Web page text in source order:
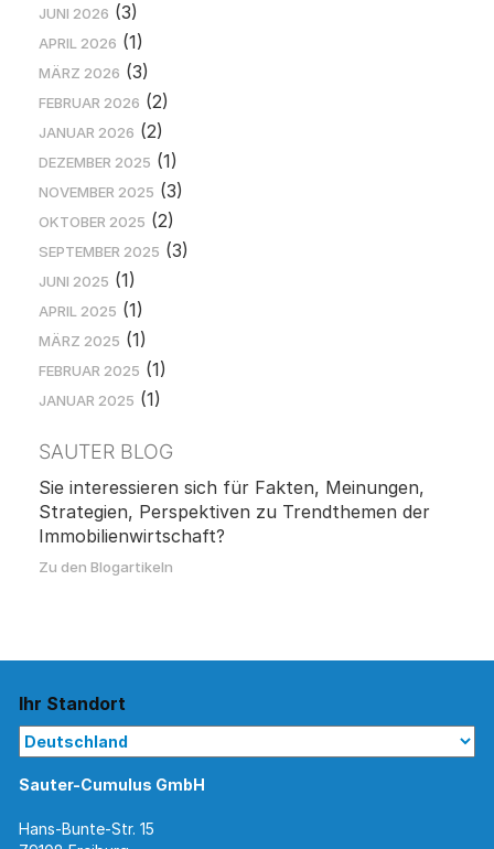
JUNI 2026 (3)
APRIL 2026 (1)
MÄRZ 2026 (3)
FEBRUAR 2026 (2)
JANUAR 2026 (2)
DEZEMBER 2025 (1)
NOVEMBER 2025 (3)
OKTOBER 2025 (2)
SEPTEMBER 2025 (3)
JUNI 2025 (1)
APRIL 2025 (1)
MÄRZ 2025 (1)
FEBRUAR 2025 (1)
JANUAR 2025 (1)
SAUTER BLOG
Sie interessieren sich für Fakten, Meinungen,
Strategien, Perspektiven zu Trendthemen der
Immobilienwirtschaft?
Zu den Blogartikeln
Ihr Standort
Sauter-Cumulus GmbH
Hans-Bunte-Str. 15